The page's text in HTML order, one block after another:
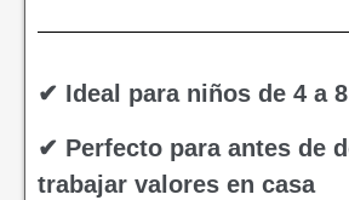
✔ Ideal para niños de 4 a
✔ Perfecto para antes de
trabajar valores en casa